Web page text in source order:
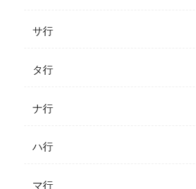
サ行
タ行
ナ行
ハ行
マ行